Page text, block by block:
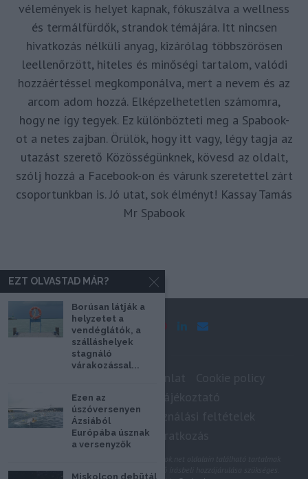
vélemények is helyet kapnak, fókuszálva a wellness
és termálfürdők, strandok témájára. Itt nincsen
hivatkozás nélküli anyag, kizárólag többszörösen
leellenőrzött, hiteles és minőségi tartalom, valódi
hozzáértéssel megkomponálva, mert a nevem és az
arcom adom hozzá. Elképzelhetetlen számomra,
hogy ne így tegyek. Ez különbözteti meg a Spabook-
ot a netes zajban. Örülök, hogy itt vagy, légy tagja az
utazást szerető Közösségünknek, kövesd az oldalt,
szólj hozzá a Facebook-on és várunk szeretettel zárt
csoportunkban is. Jó utat, sok élményt! Kassay Tamás
Mr Spabook
Adatkezelési tájékoztató
Szerzői jogok, felhasználási feltételek
Hírlevél feliratkozás
felhasználásához, újraközléséhez a szerző írásbeli hozzájárulása szükséges.
EZT OLVASTAD MÁR?
Borúsan látják a
helyzetet a
vendéglátók, a
szálláshelyek
stagnáló
várakozással...
Ezen az
úszóversenyen
Ázsiából
Európába úsznak
a versenyzők
Miskolcon debütál